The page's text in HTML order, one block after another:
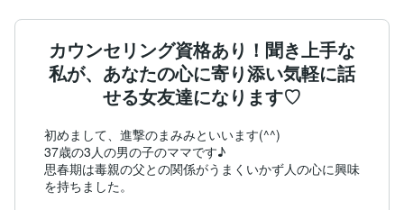
カウンセリング資格あり！聞き上手な
私が、あなたの心に寄り添い気軽に話
せる女友達になります♡
初めまして、進撃のまみみといいます(^^)
37歳の3人の男の子のママです♪
思春期は毒親の父との関係がうまくいかず人の心に興味
を持ちました。